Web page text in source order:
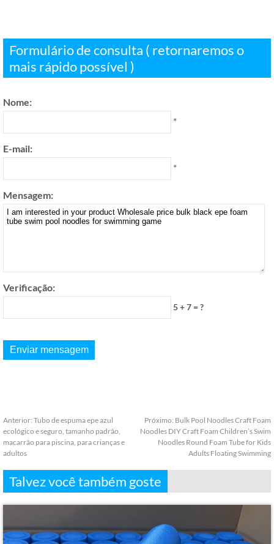
Formulário de consulta ( retornaremos o
mais rápido possível )
Nome:
*
E-mail:
*
Mensagem:
Verificação:
5 + 7 = ?
Anterior: Tubo de espuma epe azul
ecológico e seguro, tamanho padrão,
macarrão para piscina, para crianças e
adultos
Próximo: Bulk Pool Noodles Craft Foam
Noodles DIY Craft Foam Children’s Swim
Noodles Round Foam Tube for Kids
Adults Floating Swimming
Talvez você também goste